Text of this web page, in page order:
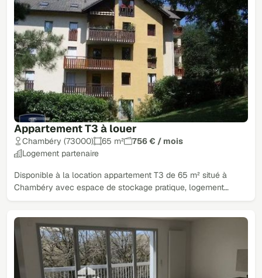
Appartement T3 à louer
Chambéry (73000) 65 m²
756 € / mois
Logement partenaire
Disponible à la location appartement T3 de 65 m² situé à
Chambéry avec espace de stockage pratique, logement…